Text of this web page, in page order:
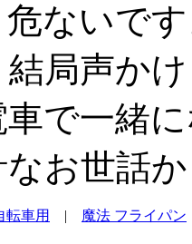
危ないで
結局声か
で一緒
お世話
転車用 | 魔法 フライパン